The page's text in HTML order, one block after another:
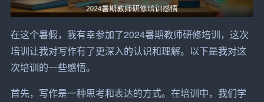
在这个暑假，我有幸参加了2024暑期教师研修培训，这次
培训让我对写作有了更深入的认识和理解。以下是我对这
次培训的一些感悟。
首先，写作是一种思考和表达的方式。在培训中，我们学